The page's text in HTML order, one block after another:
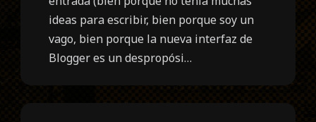
ideas para escribir, bien porque soy un
vago, bien porque la nueva interfaz de
Blogger es un despropósi…